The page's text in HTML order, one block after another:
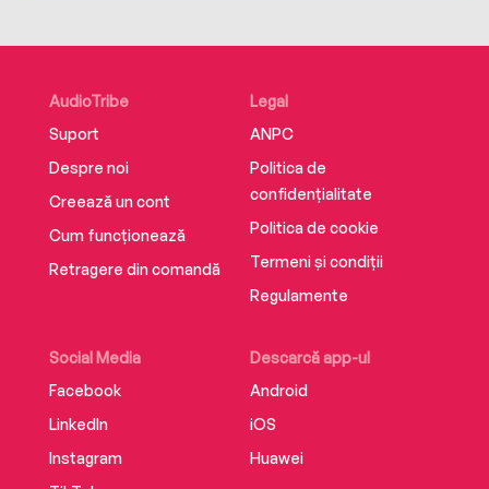
AudioTribe
Suport
Despre noi
Creează un cont
Cum funcționează
Retragere din comandă
Social Media
Facebook
LinkedIn
Instagram
Descarcă app-ul
Android
iOS
Huawei
Legal
ANPC
Politica de
confidențialitate
Politica de cookie
Termeni și condiții
Regulamente